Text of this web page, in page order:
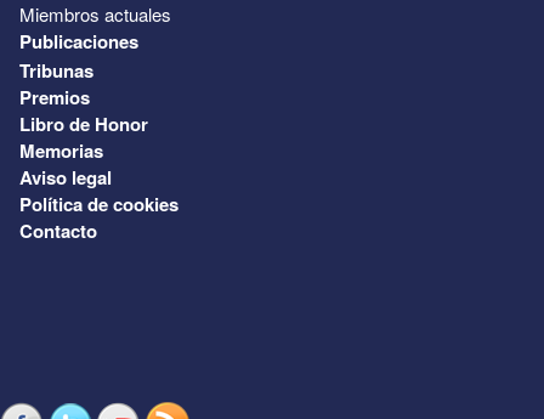
Miembros actuales
Publicaciones
Tribunas
Premios
Libro de Honor
Memorias
Aviso legal
Política de cookies
Contacto